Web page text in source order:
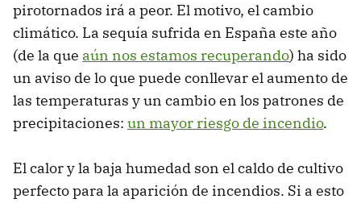
pirotornados irá a peor. El motivo, el cambio
climático. La sequía sufrida en España este año
(de la que aún nos estamos recuperando) ha sido
un aviso de lo que puede conllevar el aumento de
las temperaturas y un cambio en los patrones de
precipitaciones: un mayor riesgo de incendio.
El calor y la baja humedad son el caldo de cultivo
perfecto para la aparición de incendios. Si a esto